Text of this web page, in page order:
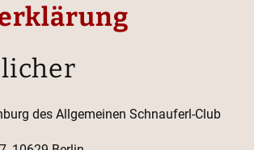
des Allgemeinen Schnauferl-Club